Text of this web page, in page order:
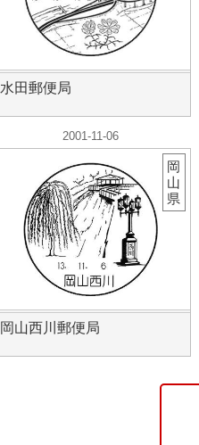
水田郵便局
2001-11-06
岡山西川郵便局
岡
山
県